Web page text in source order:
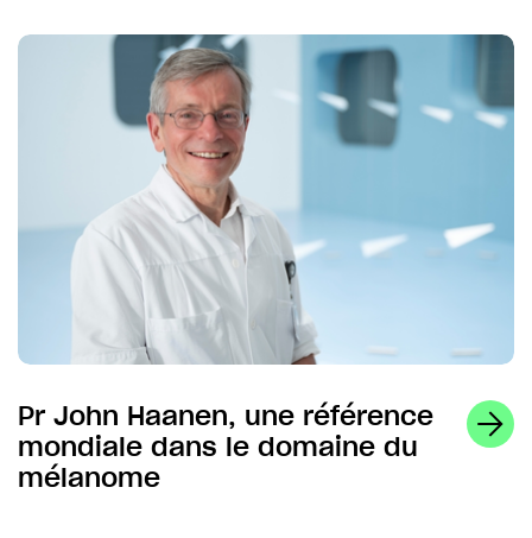
Pr John Haanen, une référence
mondiale dans le domaine du
mélanome